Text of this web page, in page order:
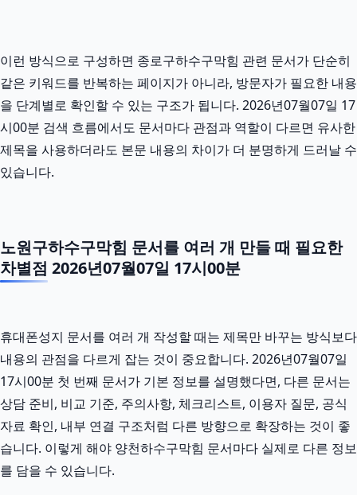
이런 방식으로 구성하면 종로구하수구막힘 관련 문서가 단순히
같은 키워드를 반복하는 페이지가 아니라, 방문자가 필요한 내용
을 단계별로 확인할 수 있는 구조가 됩니다. 2026년07월07일 17
시00분 검색 흐름에서도 문서마다 관점과 역할이 다르면 유사한
제목을 사용하더라도 본문 내용의 차이가 더 분명하게 드러날 수
있습니다.
노원구하수구막힘 문서를 여러 개 만들 때 필요한
차별점 2026년07월07일 17시00분
휴대폰성지 문서를 여러 개 작성할 때는 제목만 바꾸는 방식보다
내용의 관점을 다르게 잡는 것이 중요합니다. 2026년07월07일
17시00분 첫 번째 문서가 기본 정보를 설명했다면, 다른 문서는
상담 준비, 비교 기준, 주의사항, 체크리스트, 이용자 질문, 공식
자료 확인, 내부 연결 구조처럼 다른 방향으로 확장하는 것이 좋
습니다. 이렇게 해야 양천하수구막힘 문서마다 실제로 다른 정보
를 담을 수 있습니다.